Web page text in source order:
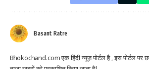
Basant Ratre
Bhokochand.com एक हिंदी न्यूज़ पोर्टल है , इस पोर्टल पर